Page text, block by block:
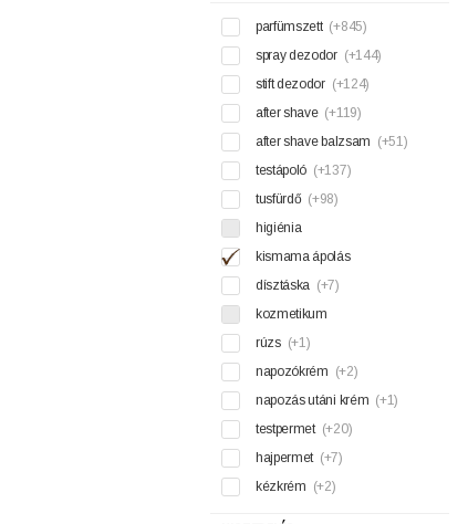
parfümszett (+845)
spray dezodor (+144)
stift dezodor (+124)
after shave (+119)
after shave balzsam (+51)
testápoló (+137)
tusfürdő (+98)
higiénia
kismama ápolás
dísztáska (+7)
kozmetikum
rúzs (+1)
napozókrém (+2)
napozás utáni krém (+1)
testpermet (+20)
hajpermet (+7)
kézkrém (+2)